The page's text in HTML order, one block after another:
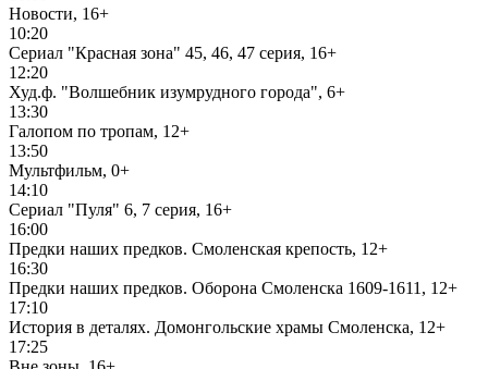
Новости, 16+
10:20
Сериал "Красная зона" 45, 46, 47 серия, 16+
12:20
Худ.ф. "Волшебник изумрудного города", 6+
13:30
Галопом по тропам, 12+
13:50
Мультфильм, 0+
14:10
Сериал "Пуля" 6, 7 серия, 16+
16:00
Предки наших предков. Смоленская крепость, 12+
16:30
Предки наших предков. Оборона Смоленска 1609-1611, 12+
17:10
История в деталях. Домонгольские храмы Смоленска, 12+
17:25